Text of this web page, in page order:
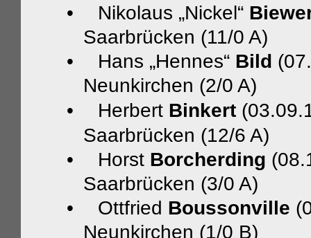
•
Nikolaus „Nickel“
Saarbrücken (11/0 A)
•
Hans „Hennes“ Bild
Neunkirchen (2/0 A)
•
Herbert Binkert
Saarbrücken (12/6 A)
•
Horst Borcherding
Saarbrücken (3/0 A)
•
Ottfried Boussonville
Neunkirchen (1/0 B)